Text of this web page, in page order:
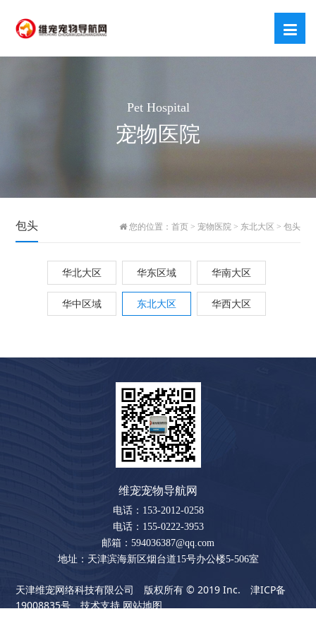
Pet Hospital
宠物医院
包头 您的位置： 首页> 宠物医院 > 东北大区 > 包头
华北大区 华东区域 华南大区
华中区域 东北大区 华西大区
维宠宠物导航网
电话：153-2012-0258
电话：155-0222-3953
邮箱：594036387@qq.com
地址：天津滨海新区烟台道15号办公楼5-506室
天津维宠网络科技有限公司 版权所有 © 2019 Inc.
津ICP备
19008835号
技术支持 网站地图